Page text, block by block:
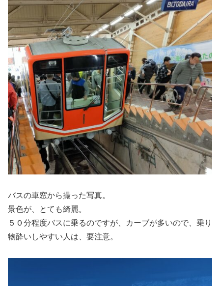
バスの車窓から撮った写真。
景色が、とても綺麗。
５０分程度バスに乗るのですが、カーブが多いので、乗り
物酔いしやすい人は、要注意。